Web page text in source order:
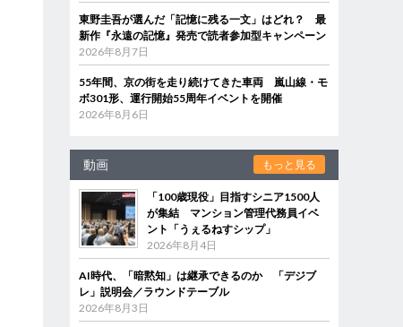
東野圭吾が選んだ「記憶に残る一文」はどれ？ 最
新作『永遠の記憶』発売で読者参加型キャンペーン
2026年8月7日
55年間、京の街を走り続けてきた車両 嵐山線・モ
ボ301形、運行開始55周年イベントを開催
2026年8月6日
動画 もっと見る
「100歳現役」目指すシニア1500人
が集結 マンション管理代務員イベ
ント「うぇるねすシップ」
2026年8月4日
AI時代、「暗黙知」は継承できるのか 「デジブ
レ」説明会／ラウンドテーブル
2026年8月3日